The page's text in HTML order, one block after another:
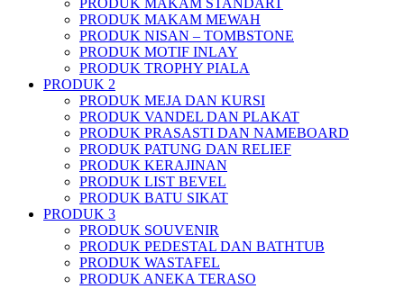
PRODUK MAKAM STANDART
PRODUK MAKAM MEWAH
PRODUK NISAN – TOMBSTONE
PRODUK MOTIF INLAY
PRODUK TROPHY PIALA
PRODUK 2
PRODUK MEJA DAN KURSI
PRODUK VANDEL DAN PLAKAT
PRODUK PRASASTI DAN NAMEBOARD
PRODUK PATUNG DAN RELIEF
PRODUK KERAJINAN
PRODUK LIST BEVEL
PRODUK BATU SIKAT
PRODUK 3
PRODUK SOUVENIR
PRODUK PEDESTAL DAN BATHTUB
PRODUK WASTAFEL
PRODUK ANEKA TERASO